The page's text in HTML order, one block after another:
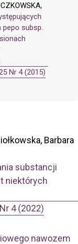
pepo subsp.
Nr 4 (2015)
Barbara
substancji
niektórych
4 (2022)
nawozem